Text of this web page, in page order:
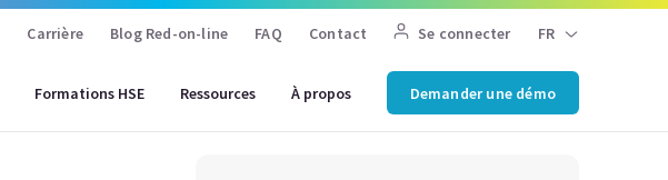
Carrière Blog Red-on-line FAQ Contact Se connecter FR
Formations HSE Ressources À propos Demander une démo